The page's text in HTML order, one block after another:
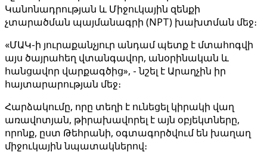
Կանոնադրության և Միջուկային զենքի
չտարածման պայմանագրի (NPT) խախտման մեջ։
«ՄԱԿ-ի յուրաքանչյուր անդամ պետք է մտահոգվի
այս ծայրահեղ վտանգավոր, անօրինական և
հանցավոր վարքագծից», - նշել է Արաղչին իր
հայտարարության մեջ։
Հարձակումը, որը տեղի է ունեցել կիրակի վաղ
առավոտյան, թիրախավորել է այն օբյեկտները,
որոնք, ըստ Թեհրանի, օգտագործվում են խաղաղ
միջուկային նպատակներով։